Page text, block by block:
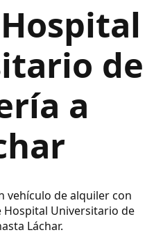
de
a
vehículo de alquiler con
Universitario de
Láchar.